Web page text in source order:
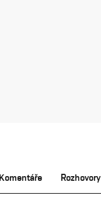
Komentáře Rozhovory